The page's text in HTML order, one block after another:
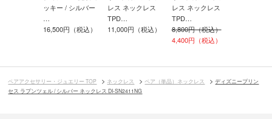
ッキー / シルバー
…
16,500円（税込）
レス ネックレス
TPD…
11,000円（税込）
レス ネックレス
TPD…
8,800円（税込）
4,400円（税込）
ペアアクセサリー・ジュエリー TOP ネックレス ペア（単品）ネックレス
ディズニープリン
セス ラプンツェル / シルバー ネックレス DI-SN2411NG